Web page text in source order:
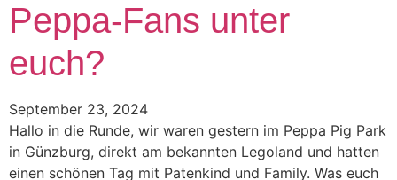
Peppa-Fans unter
euch?
September 23, 2024
Hallo in die Runde, wir waren gestern im Peppa Pig Park
in Günzburg, direkt am bekannten Legoland und hatten
einen schönen Tag mit Patenkind und Family. Was euch